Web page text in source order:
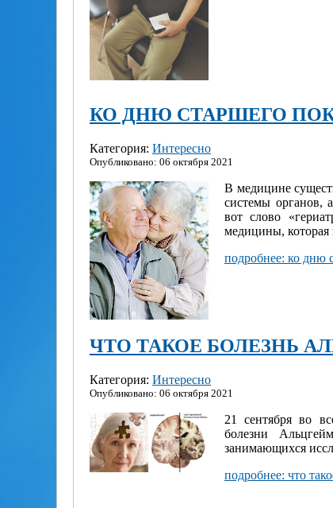
КО ДНЮ СТАРШЕГО
Категория: Интересно
Опубликовано: 06 октября 2021
В медицине
системы органов,
вот слово
медицины, которая
подробнее: ко дню
ЧТО ТАКОЕ БОЛЕЗНЬ
Категория: Интересно
Опубликовано: 06 октября 2021
21 сентября во
болезни
занимающихся
подробнее: что